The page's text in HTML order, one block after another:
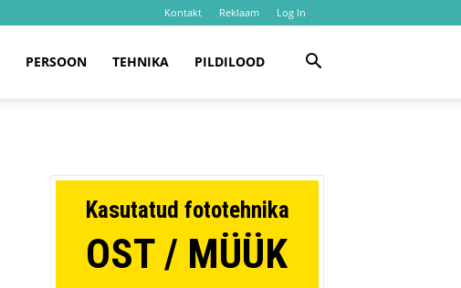
Kontakt Reklaam Log In
PERSOON TEHNIKA PILDILOOD